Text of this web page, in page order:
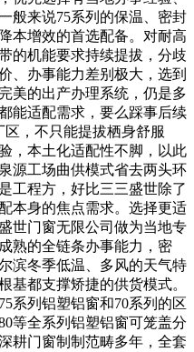
般来说75系列的保温、密封
本增效的首选配备。对耐高
的机能要求持续提拔，分歧
、办事能力差别极大，选到
美的出产办理系统，仍是多
能适配需求，要么踩事后续
，不只能提拔栖身舒服
，本土化适配性不脚，以此
源工场曲供模式省去两头环
工程方，好比三三盛世除了
本身的焦点需求。选择更适
世门窗无限公司做为当地专
熟的全链条办事能力，密
滨冬季低温、多风的天气特
基都支撑矫捷的供货模式。
系列铝塑铝窗和70系列的区
等全系列铝塑铝窗可笼盖分
耕门窗制制范畴多年，全套